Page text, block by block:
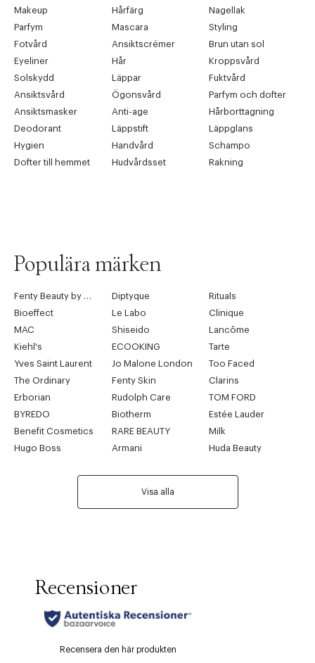
Makeup Hårfärg
Nagellak
Parfym
Mascara
Styling
Fotvård
Ansiktscrémer
Brun utan sol
Eyeliner
Hår
Kroppsvård
Solskydd
Läppar
Fuktvård
Ansiktsvård
Ögonsvård
Parfym och dofter
Ansiktsmasker
Anti-age
Hårborttagning
Deodorant
Läppstift
Läppglans
Hygien
Handvård
Schampo
Dofter till hemmet
Hudvårdsset Rakning
Populära märken
Diptyque
Rituals
Bioeffect
Le Labo
Clinique
MAC
Shiseido
Lancôme
Kiehl's
ECOOKING
Tarte
Yves Saint Laurent
Jo Malone London
Too Faced
The Ordinary
Fenty Skin
Clarins
Erborian
Rudolph Care
TOM FORD
BYREDO
Biotherm
Estée Lauder
Benefit Cosmetics
RARE BEAUTY
Milk
Hugo Boss
Armani Huda Beauty
Visa alla